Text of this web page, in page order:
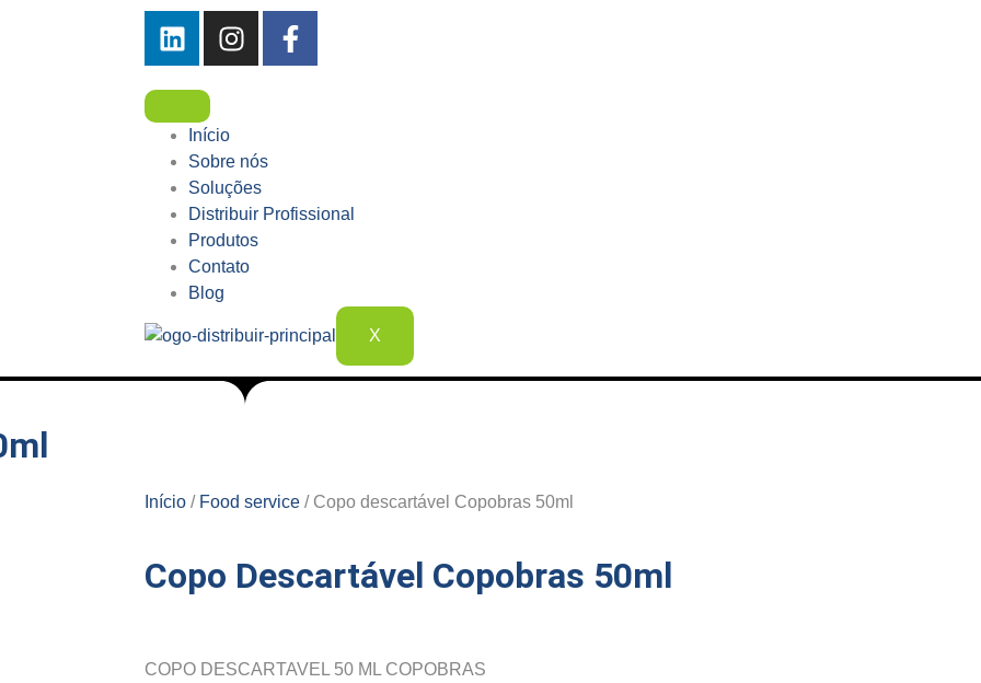
Início
Sobre nós
Soluções
Distribuir Profissional
Produtos
Contato
Blog
X
Início / Food service / Copo descartável Copobras 50ml
Copo Descartável Copobras 50ml
COPO DESCARTAVEL 50 ML COPOBRAS